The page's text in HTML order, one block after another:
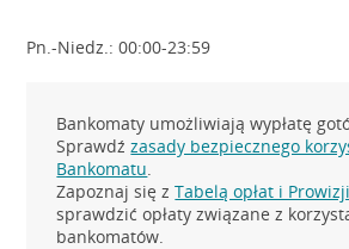
Pn.-Niedz.: 00:00-23:59
Bankomaty umożliwiają wypłatę
Sprawdźzasady bezpiecznego
Bankomatu.
Zapoznaj się zTabelą opłat i Prowizji
sprawdzić opłaty związane z
bankomatów.